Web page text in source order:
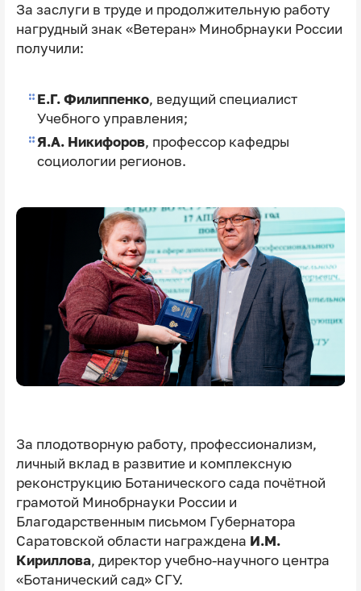
За заслуги в труде и продолжительную работу
нагрудный знак «Ветеран» Минобрнауки России
получили:
Е.Г. Филиппенко, ведущий специалист
Учебного управления;
Я.А. Никифоров, профессор кафедры
социологии регионов.
За плодотворную работу, профессионализм,
личный вклад в развитие и комплексную
реконструкцию Ботанического сада почётной
грамотой Минобрнауки России и
Благодарственным письмом Губернатора
Саратовской области награждена И.М.
Кириллова, директор учебно-научного центра
«Ботанический сад» СГУ.